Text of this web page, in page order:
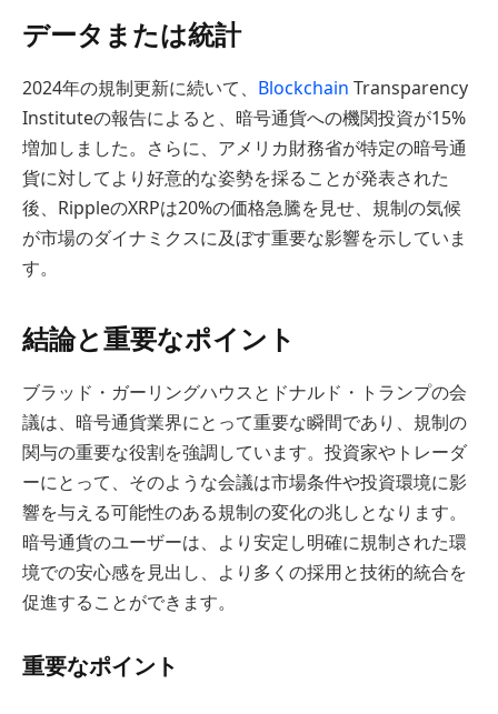
データまたは統計
2024年の規制更新に続いて、 Blockchain Transparency
Instituteの報告によると、暗号通貨への機関投資が15%
増加しました。さらに、アメリカ財務省が特定の暗号通
貨に対してより好意的な姿勢を採ることが発表された
後、RippleのXRPは20%の価格急騰を見せ、規制の気候
が市場のダイナミクスに及ぼす重要な影響を示していま
す。
結論と重要なポイント
ブラッド・ガーリングハウスとドナルド・トランプの会
議は、暗号通貨業界にとって重要な瞬間であり、規制の
関与の重要な役割を強調しています。投資家やトレーダ
ーにとって、そのような会議は市場条件や投資環境に影
響を与える可能性のある規制の変化の兆しとなります。
暗号通貨のユーザーは、より安定し明確に規制された環
境での安心感を見出し、より多くの採用と技術的統合を
促進することができます。
重要なポイント